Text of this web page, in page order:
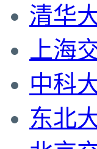
清华
上海
中科
东北